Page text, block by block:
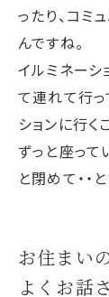
ったり、コミ
んですね。
イルミネーシ
て連れて行っ
ションに行く
ずっと座って
と閉めて・・
お住まい
よくお話